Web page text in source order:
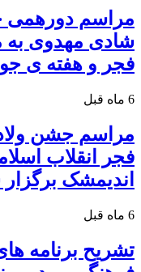
مراسم دورهمی
شادی مهدوی به
فجر و هفته ی
6 ماه قبل
مراسم جشن
فجر انقلاب
اندیمشک
6 ماه قبل
تشریح برنامه